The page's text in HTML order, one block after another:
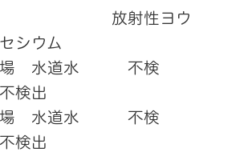
放射性ヨウ
ウム
場 水道水 不検
出
場 水道水 不検
出